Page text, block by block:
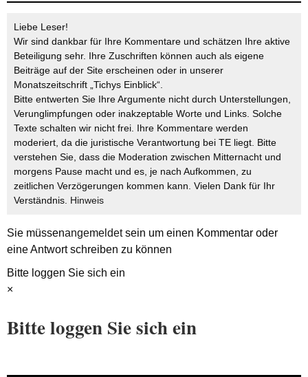
Liebe Leser!
Wir sind dankbar für Ihre Kommentare und schätzen Ihre aktive
Beteiligung sehr. Ihre Zuschriften können auch als eigene
Beiträge auf der Site erscheinen oder in unserer
Monatszeitschrift „Tichys Einblick“.
Bitte entwerten Sie Ihre Argumente nicht durch Unterstellungen,
Verunglimpfungen oder inakzeptable Worte und Links. Solche
Texte schalten wir nicht frei. Ihre Kommentare werden
moderiert, da die juristische Verantwortung bei TE liegt. Bitte
verstehen Sie, dass die Moderation zwischen Mitternacht und
morgens Pause macht und es, je nach Aufkommen, zu
zeitlichen Verzögerungen kommen kann. Vielen Dank für Ihr
Verständnis. Hinweis
Sie müssenangemeldetsein um einen Kommentar oder
eine Antwort schreiben zu können
Bitte loggen Sie sich ein
×
Bitte loggen Sie sich ein